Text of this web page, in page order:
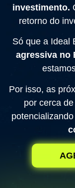
investimento.
retorno do
Só que a Ideal
agressiva no
Por isso, as
por cerca de